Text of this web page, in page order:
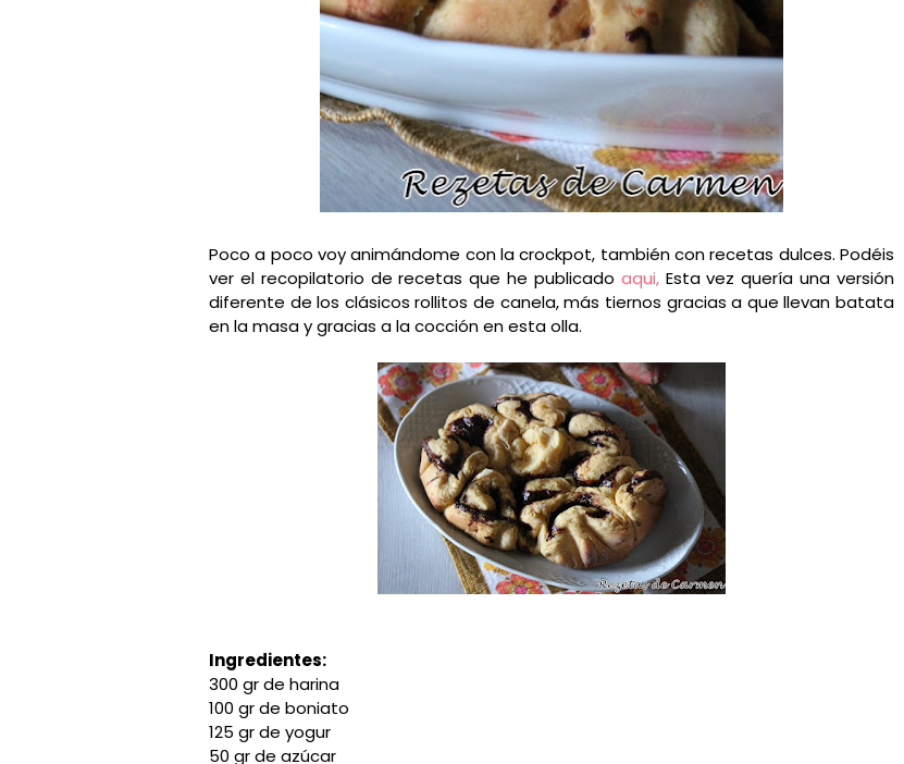
Poco a poco voy animándome con la crockpot, también con recetas dulces. Podéis
ver el recopilatorio de recetas que he publicado aqui,Esta vez quería una versión
diferente de los clásicos rollitos de canela, más tiernos gracias a que llevan batata
en la masa y gracias a la cocción en esta olla.
Ingredientes:
300 gr de harina
100 gr de boniato
125 gr de yogur
50 gr de azúcar